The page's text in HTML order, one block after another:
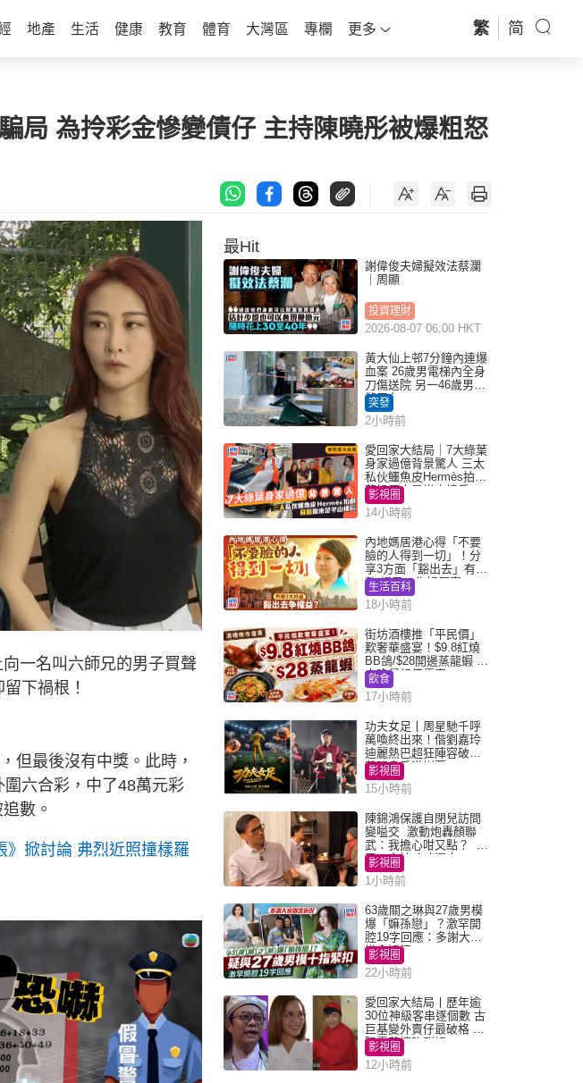
地產 生活 健康 教育 體育 大灣區 專欄 更多 繁 简
局 為拎彩金慘變債仔 主持陳曉彤被爆粗怒
一名叫六師兄的男子買聲
下禍根！
但最後沒有中獎。此時，
六合彩，中了48萬元彩
數。
》掀討論 弗烈近照撞樣羅
最Hit
謝偉俊夫婦擬效法蔡瀾
｜周顯
投資理財
2026-08-07 06:00 HKT
黃大仙上邨7分鐘內連爆
血案 26歲男電梯內全身
刀傷送院 另一46歲男倒
斃平台
突發
2小時前
愛回家大結局｜7大綠葉
身家過億背景驚人 三太
私伙鱷魚皮Hermès拍劇
蘇姐原來是半山樓后
影視圈
14小時前
內地媽居港心得「不要
臉的人得到一切」！分
享3方面「豁出去」有著
數 網民：你好厲害
生活百科
18小時前
街坊酒樓推「平民價」
歎奢華盛宴！$9.8紅燒
BB鴿/$28開邊蒸龍蝦 3
大晚餐超值優惠
飲食
17小時前
功夫女足丨周星馳千呼
萬喚終出來！偕劉嘉玲
迪麗熱巴超狂陣容破天
荒現身香港謝票
影視圈
15小時前
陳錦鴻保護自閉兒訪問
變嗌交 激動炮轟顏聯
武：我擔心咁又點？ 網
民：主持咄咄逼人
影視圈
1小時前
63歲關之琳與27歲男模
爆「嫲孫戀」？激罕開
腔19字回應：多謝大家
掛念近況
影視圈
22小時前
愛回家大結局丨歷年逾
30位神級客串逐個數 古
巨基變外賣仔最破格 歐
陽震華情陷群姐
影視圈
12小時前